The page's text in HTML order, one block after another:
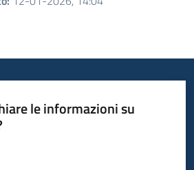
le informazioni su